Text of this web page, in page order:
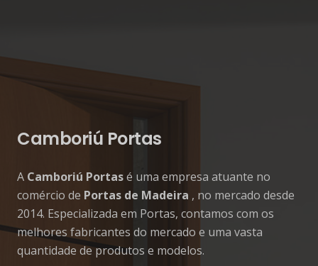
Camboriú Portas
A Camboriú Portasé uma empresa atuante no
comércio de Portas de Madeira , no mercado desde
2014. Especializada em Portas, contamos com os
melhores fabricantes do mercado e uma vasta
quantidade de produtos e modelos.